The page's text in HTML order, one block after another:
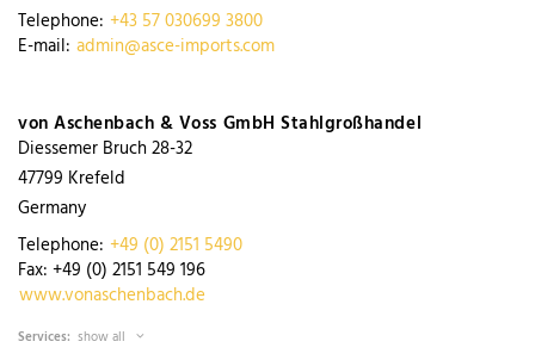
Telephone: +43 57 030699 3800
E-mail: admin@asce-imports.com
von Aschenbach & Voss GmbH Stahlgroßhandel
Diessemer Bruch 28-32
47799 Krefeld
Germany
Telephone: +49 (0) 2151 5490
Fax: +49 (0) 2151 549 196
www.vonaschenbach.de
Services: show all